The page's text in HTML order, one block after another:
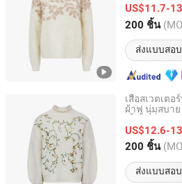
ถัก OEM
US$11.7-
200 ชิ้น
ส่งแบบสอ
Guangdong, China อัต
เสื้อสเวตเต
ผ้าฟู นุ่มสบา
เออร์จากจีน
US$12.6-
200 ชิ้น
ส่งแบบสอ
Guangzhou GirMiss Fashion Co.
Guangdong, China อัต